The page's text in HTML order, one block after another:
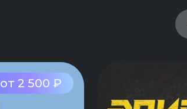
от 2 500 ₽